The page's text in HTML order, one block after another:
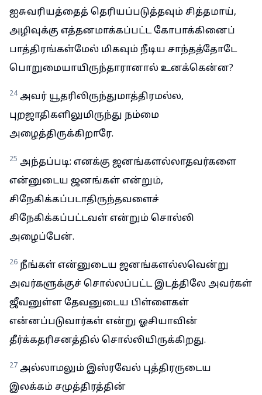
ஐசுவரியத்தைத் தெரியப்படுத்தவும் சித்தமாய்,
அழிவுக்கு எத்தனமாக்கப்பட்ட கோபாக்கினைப்
பாத்திரங்கள்மேல் மிகவும் நீடிய சாந்தத்தோடே
பொறுமையாயிருந்தாரானால் உனக்கென்ன?
24 அவர் யூதரிலிருந்துமாத்திரமல்ல,
புறஜாதிகளிலுமிருந்து நம்மை
அழைத்திருக்கிறாரே.
25 அந்தப்படி: எனக்கு ஜனங்களல்லாதவர்களை
என்னுடைய ஜனங்கள் என்றும்,
சிநேகிக்கப்படாதிருந்தவளைச்
சிநேகிக்கப்பட்டவள் என்றும் சொல்லி
அழைப்பேன்.
26 நீங்கள் என்னுடைய ஜனங்களல்லவென்று
அவர்களுக்குச் சொல்லப்பட்ட இடத்திலே அவர்கள்
ஜீவனுள்ள தேவனுடைய பிள்ளைகள்
என்னப்படுவார்கள் என்று ஓசியாவின்
தீர்க்கதரிசனத்தில் சொல்லியிருக்கிறது.
27 அல்லாமலும் இஸ்ரவேல் புத்திரருடைய
இலக்கம் சமுத்திரத்தின்